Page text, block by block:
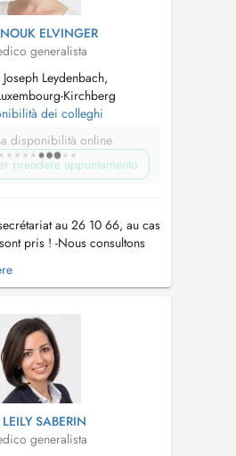
ELVINGER
generalista
Leydenbach,
Kirchberg
dei colleghi
disponibilità online
prendere appuntamento
au 26 10 66, au cas
pris ! -Nous consultons
de 2 ans. -Vaccination
sur RDV par téléphone !! -
pour convenance
-...
SABERIN
generalista